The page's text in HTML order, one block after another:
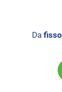
Da fisso